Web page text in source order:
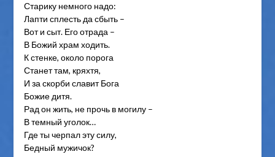
Старику немного надо:
Лапти сплесть да сбыть –
Вот и сыт. Его отрада –
В Божий храм ходить.
К стенке, около порога
Станет там, кряхтя,
И за скорби славит Бога
Божие дитя.
Рад он жить, не прочь в могилу –
В темный уголок…
Где ты черпал эту силу,
Бедный мужичок?